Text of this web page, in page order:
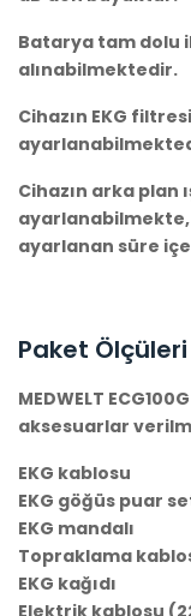
Batarya tam dolu
alınabilmektedir.
Cihazın EKG
Cihazın arka plan
ayarlanabilmekte,
ayarlanan süre
Paket Ölçüleri
MEDWELT
aksesuarlar
EKG kablosu
EKG göğüs puar
EKG mandalı
Topraklama
EKG kağıdı